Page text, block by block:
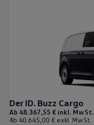
Der ID. Buzz Cargo
Ab 48.367,55 € inkl. MwSt.
Ab 40.645,00 € exkl. MwSt.